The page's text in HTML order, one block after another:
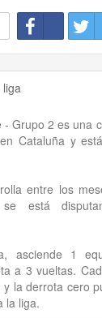
Grupo 2 es una
Cataluña y
entre los
está
asciende 1
a 3 vueltas.
la derrota cero
la liga.